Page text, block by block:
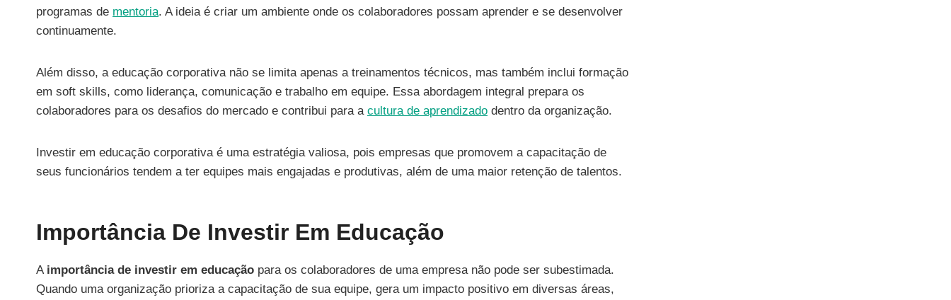
programas de mentoria. A ideia é criar um ambiente onde os colaboradores possam aprender e se desenvolver
continuamente.
Além disso, a educação corporativa não se limita apenas a treinamentos técnicos, mas também inclui formação
em soft skills, como liderança, comunicação e trabalho em equipe. Essa abordagem integral prepara os
colaboradores para os desafios do mercado e contribui para a cultura de aprendizado dentro da organização.
Investir em educação corporativa é uma estratégia valiosa, pois empresas que promovem a capacitação de
seus funcionários tendem a ter equipes mais engajadas e produtivas, além de uma maior retenção de talentos.
Importância De Investir Em Educação
A importância de investir em educação para os colaboradores de uma empresa não pode ser subestimada.
Quando uma organização prioriza a capacitação de sua equipe, gera um impacto positivo em diversas áreas,